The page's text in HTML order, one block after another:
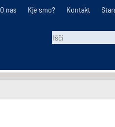
O nas Kje smo? Kontakt